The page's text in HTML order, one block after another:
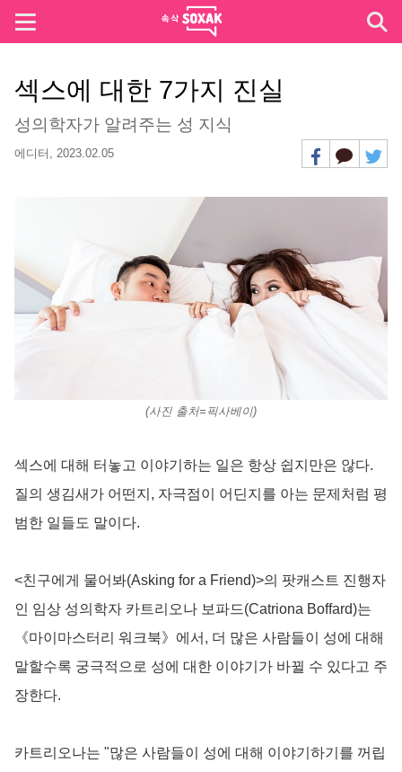
섹스에 대한 7가지 진실
성의학자가 알려주는 성 지식
에디터, 2023.02.05
(사진 출처=픽사베이)
섹스에 대해 터놓고 이야기하는 일은 항상 쉽지만은 않다.
질의 생김새가 어떤지, 자극점이 어딘지를 아는 문제처럼 평
범한 일들도 말이다.
<친구에게 물어봐(Asking for a Friend)>의 팟캐스트 진행자
인 임상 성의학자 카트리오나 보파드(Catriona Boffard)는
《마이마스터리 워크북》에서, 더 많은 사람들이 성에 대해
말할수록 궁극적으로 성에 대한 이야기가 바뀔 수 있다고 주
장한다.
카트리오나는 "많은 사람들이 성에 대해 이야기하기를 꺼립